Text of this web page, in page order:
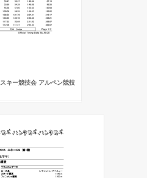
キー競技会 アルペン競技